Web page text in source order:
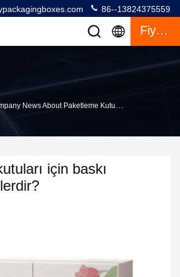
86--13824375559
Fiyat Teklifi
News About Paketleme Kutuları Için Baskı Teknikleri Nelerdir?
için baskı